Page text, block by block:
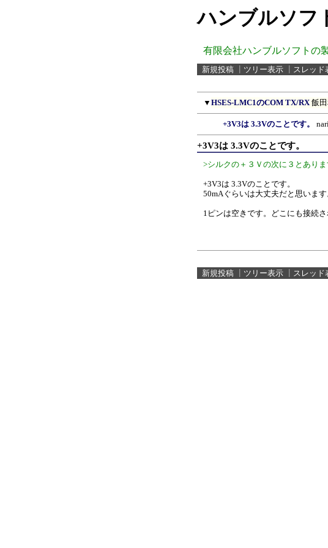
ハンブルソフ
有限会社ハンブルソフトの
新規投稿 ツリー表示 スレッド
▼ HSES-LMC1のCOM TX/RX 飯
+3V3は 3.3Vのことです。
+3V3は 3.3Vのことです。
>シルクの＋３Ｖの次に３とあり
+3V3は 3.3Vのことです。
50mAぐらいは大丈夫だと思います
1ピンは空きです。どこにも接続さ
新規投稿
ツリー表示 スレッド